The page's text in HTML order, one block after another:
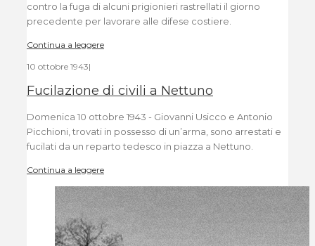
contro la fuga di alcuni prigionieri rastrellati il giorno
precedente per lavorare alle difese costiere.
Continua a leggere
10 ottobre 1943|
Fucilazione di civili a Nettuno
Domenica 10 ottobre 1943 - Giovanni Usicco e Antonio
Picchioni, trovati in possesso di un’arma, sono arrestati e
fucilati da un reparto tedesco in piazza a Nettuno.
Continua a leggere